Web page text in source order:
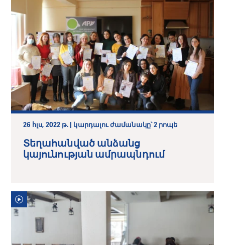
26 հլս, 2022 թ. | կարդալու ժամանակը՝ 2 րոպե
Տեղահանված անձանց
կայունության ամրապնդում